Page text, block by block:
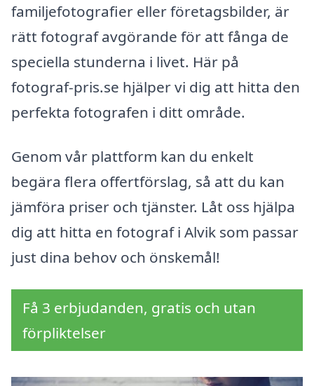
familjefotografier eller företagsbilder, är
rätt fotograf avgörande för att fånga de
speciella stunderna i livet. Här på
fotograf-pris.se hjälper vi dig att hitta den
perfekta fotografen i ditt område.
Genom vår plattform kan du enkelt
begära flera offertförslag, så att du kan
jämföra priser och tjänster. Låt oss hjälpa
dig att hitta en fotograf i Alvik som passar
just dina behov och önskemål!
Få 3 erbjudanden, gratis och utan
förpliktelser